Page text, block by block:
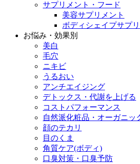
サプリメント・フード
美容サプリメント
ボディシェイプサプ
お悩み・効果別
美白
毛穴
ニキビ
うるおい
アンチエイジング
デトックス・代謝を上げる
コストパフォーマンス
自然派化粧品・オーガニッ
顔のテカリ
目のくま
角質ケア(ボディ)
口臭対策・口臭予防